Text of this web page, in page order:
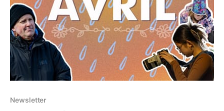
Newsletter